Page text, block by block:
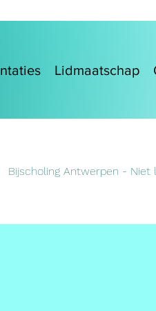
Lidmaatschap
Bijscholing Antwerpen - Niet